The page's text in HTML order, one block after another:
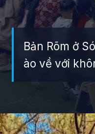
Bản Rõm ở
ào về với
Đang mở